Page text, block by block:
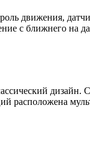
движения,
с ближнего на